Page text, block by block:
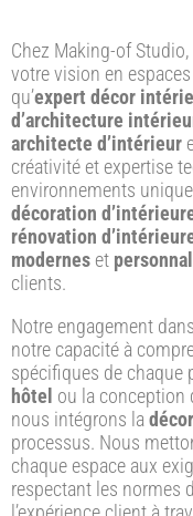
Chez Making-of
votre vision en
qu’expert décor
d’architecture
architecte d’intérieur
créativité et expertise
environnements
décoration
rénovation
modernes et
clients.
Notre engagement
notre capacité à
spécifiques de chaque
hôtel ou la conception
nous intégrons la
processus. Nous
chaque espace aux
respectant les normes